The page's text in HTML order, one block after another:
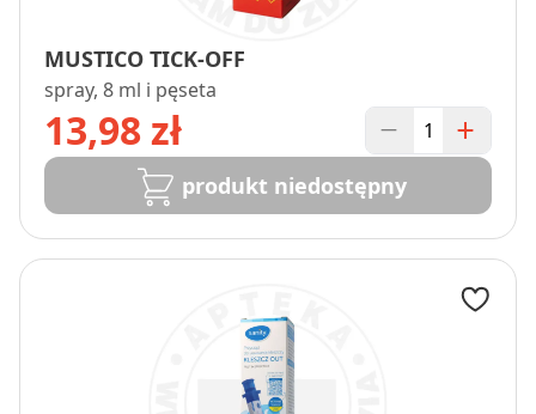
MUSTICO TICK-OFF
spray, 8 ml i pęseta
13,98 zł
produkt niedostępny